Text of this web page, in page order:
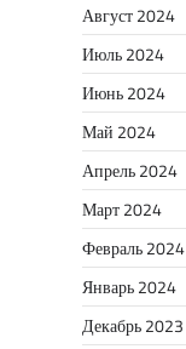
Август 2024
Июль 2024
Июнь 2024
Май 2024
Апрель 2024
Март 2024
Февраль 2024
Январь 2024
Декабрь 2023